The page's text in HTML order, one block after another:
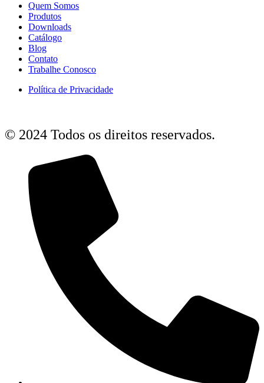
Quem Somos
Produtos
Downloads
Catálogo
Blog
Contato
Trabalhe Conosco
Política de Privacidade
© 2024 Todos os direitos reservados.